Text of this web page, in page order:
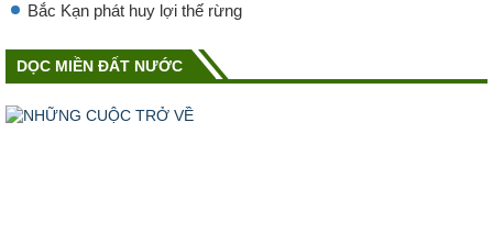
Bắc Kạn phát huy lợi thế rừng
DỌC MIỀN ĐẤT NƯỚC